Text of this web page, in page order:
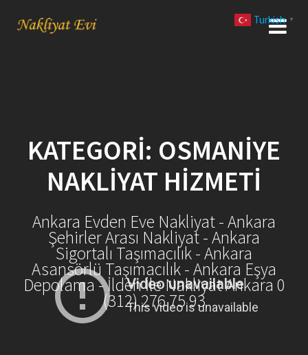
KATEGORI: OSMANIYE
NAKLIYAT HIZMETI
Ankara Evden Eve Nakliyat - Ankara
Şehirler Arası Nakliyat - Ankara
Sigortalı Taşımacılık - Ankara
Asansörlü Taşımacılık - Ankara Eşya
Depolama - İlden İle Nakliyat Ankara 0
(312) 276 75 93
Turkish ▼